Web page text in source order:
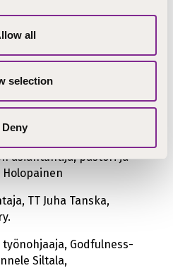
all
selection
Deny
työn pitkänlinjan
pastori ja
Kainulainen
asiantuntija, pastori ja
TT Juha Tanska,
Godfulness-
Siltala,